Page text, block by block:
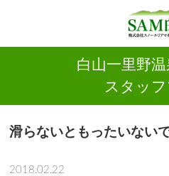
白山一里野
スタッ
滑らないともったいない
2018.02.22